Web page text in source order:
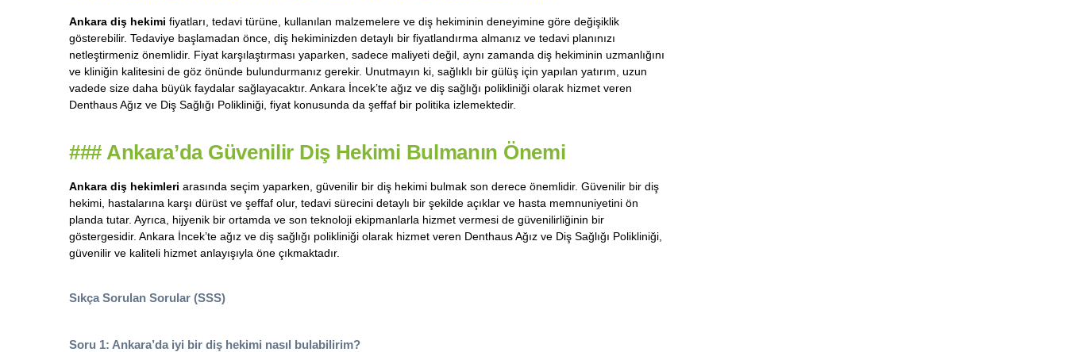
Ankara diş hekimi fiyatları, tedavi türüne, kullanılan malzemelere ve diş hekiminin deneyimine göre değişiklik
gösterebilir. Tedaviye başlamadan önce, diş hekiminizden detaylı bir fiyatlandırma almanız ve tedavi planınızı
netleştirmeniz önemlidir. Fiyat karşılaştırması yaparken, sadece maliyeti değil, aynı zamanda diş hekiminin uzmanlığını
ve kliniğin kalitesini de göz önünde bulundurmanız gerekir. Unutmayın ki, sağlıklı bir gülüş için yapılan yatırım, uzun
vadede size daha büyük faydalar sağlayacaktır. Ankara İncek’te ağız ve diş sağlığı polikliniği olarak hizmet veren
Denthaus Ağız ve Diş Sağlığı Polikliniği, fiyat konusunda da şeffaf bir politika izlemektedir.
### Ankara’da Güvenilir Diş Hekimi Bulmanın Önemi
Ankara diş hekimleri arasında seçim yaparken, güvenilir bir diş hekimi bulmak son derece önemlidir. Güvenilir bir diş
hekimi, hastalarına karşı dürüst ve şeffaf olur, tedavi sürecini detaylı bir şekilde açıklar ve hasta memnuniyetini ön
planda tutar. Ayrıca, hijyenik bir ortamda ve son teknoloji ekipmanlarla hizmet vermesi de güvenilirliğinin bir
göstergesidir. Ankara İncek’te ağız ve diş sağlığı polikliniği olarak hizmet veren Denthaus Ağız ve Diş Sağlığı Polikliniği,
güvenilir ve kaliteli hizmet anlayışıyla öne çıkmaktadır.
Sıkça Sorulan Sorular (SSS)
Soru 1: Ankara’da iyi bir diş hekimi nasıl bulabilirim?